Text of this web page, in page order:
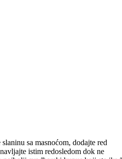
slaninu sa masnoćom, dodajte red
istim redosledom dok ne